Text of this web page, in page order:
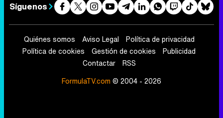
Síguenos
Quiénes somos Aviso Legal
Política de privacidad
Política de cookies
Gestión de cookies
Publicidad
Contactar
RSS
FormulaTV.com © 2004 - 2026